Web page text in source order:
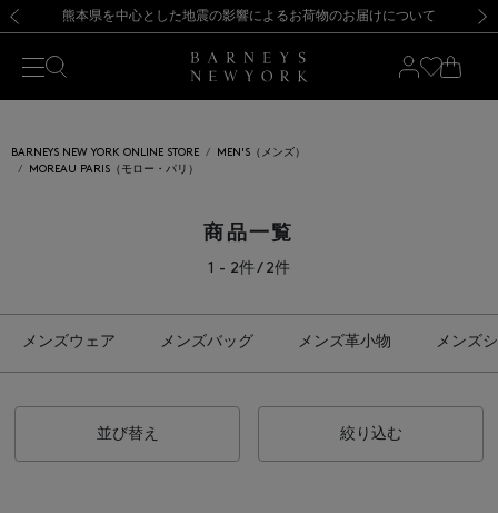
新規登録のお客様も対象！＜MY BARNEYS＞会員のお客様は11,000円（税込）以上のお買上げで常時送料無料！お買い物の際は会員登録を！
【夏季休業に伴う返品・交換承り一時停止のお知らせ】（2026.8.5）
熊本県を中心とした地震の影響によるお荷物のお届けについて
【開催中】SUMMER SALEのご案内・ご注意事項 新規登録のお客様も対象！＜MY BARNEYS＞会員のお客様は11,000円（税込）以上のお買上げで常時送料無料！お買い物の際は会員登録を！
【夏季休業に伴う返品・交換承り一時停止のお知らせ】（2026.8.5）
BARNEYS NEW YORK ONLINE STORE
MEN'S（メンズ）
MOREAU PARIS（モロー・パリ）
商品一覧
1 - 2件 / 2件
メンズウェア メンズバッグ メンズ革小物 メンズ
並び替え 絞り込む